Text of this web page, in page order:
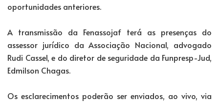
oportunidades anteriores.
A transmissão da Fenassojaf terá as presenças do
assessor jurídico da Associação Nacional, advogado
Rudi Cassel, e do diretor de seguridade da Funpresp-Jud,
Edmilson Chagas.
Os esclarecimentos poderão ser enviados, ao vivo, via